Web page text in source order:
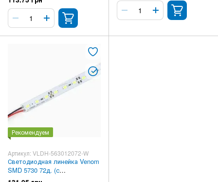
220V IP65 6500К (SLPR-220-
5730144-100-W)
Рекомендуем
Артикул: VLDH-563012072-W
Светодиодная линейка Venom
SMD 5730 72д. (с
отверстиями) (VLDH-